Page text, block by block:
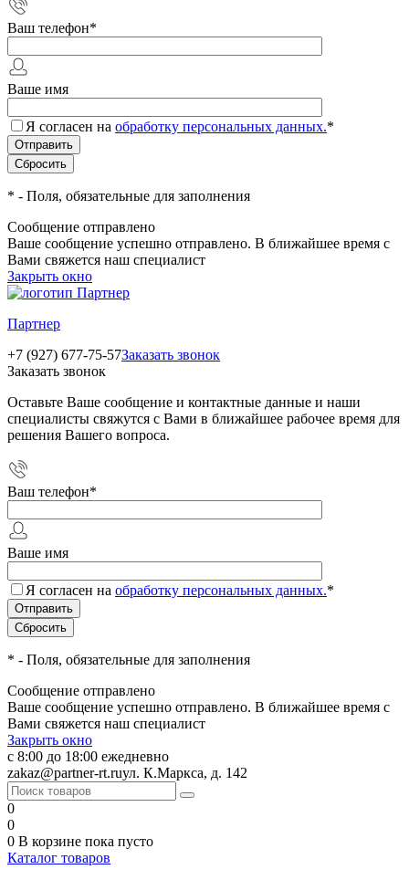
Ваш телефон*
Ваше имя
Я согласен на обработку персональных данных.*
* - Поля, обязательные для заполнения
Сообщение отправлено
Ваше сообщение успешно отправлено. В ближайшее время с
Вами свяжется наш специалист
Закрыть окно
Партнер
+7 (927) 677-75-57Заказать звонок
Заказать звонок
Оставьте Ваше сообщение и контактные данные и наши
специалисты свяжутся с Вами в ближайшее рабочее время для
решения Вашего вопроса.
Ваш телефон*
Ваше имя
Я согласен на обработку персональных данных.*
* - Поля, обязательные для заполнения
Сообщение отправлено
Ваше сообщение успешно отправлено. В ближайшее время с
Вами свяжется наш специалист
Закрыть окно
с 8:00 до 18:00 ежедневно
zakaz@partner-rt.ruул. К.Маркса, д. 142
0
0
0 В корзине пока пусто
Каталог товаров